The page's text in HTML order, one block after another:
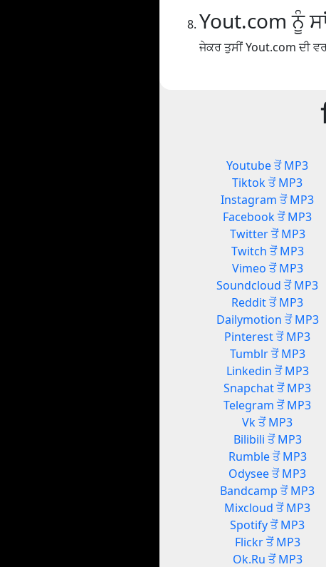
Yout.com ਨੂੰ
ਜੇਕਰ ਤੁਸੀਂ Yout.com ਦੀ
Youtube ਤੋਂ MP3
Tiktok ਤੋਂ MP3
Instagram ਤੋਂ MP3
Facebook ਤੋਂ MP3
Twitter ਤੋਂ MP3
Twitch ਤੋਂ MP3
Vimeo ਤੋਂ MP3
Soundcloud ਤੋਂ MP3
Reddit ਤੋਂ MP3
Dailymotion ਤੋਂ MP3
Pinterest ਤੋਂ MP3
Tumblr ਤੋਂ MP3
Linkedin ਤੋਂ MP3
Snapchat ਤੋਂ MP3
Telegram ਤੋਂ MP3
Vk ਤੋਂ MP3
Bilibili ਤੋਂ MP3
Rumble ਤੋਂ MP3
Odysee ਤੋਂ MP3
Bandcamp ਤੋਂ MP3
Mixcloud ਤੋਂ MP3
Spotify ਤੋਂ MP3
Flickr ਤੋਂ MP3
Ok.Ru ਤੋਂ MP3